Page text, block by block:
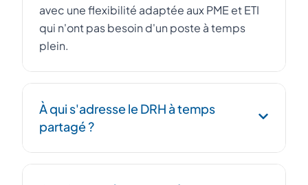
avec une flexibilité adaptée aux PME et ETI
qui n'ont pas besoin d'un poste à temps
plein.
À qui s'adresse le DRH à temps
partagé ?